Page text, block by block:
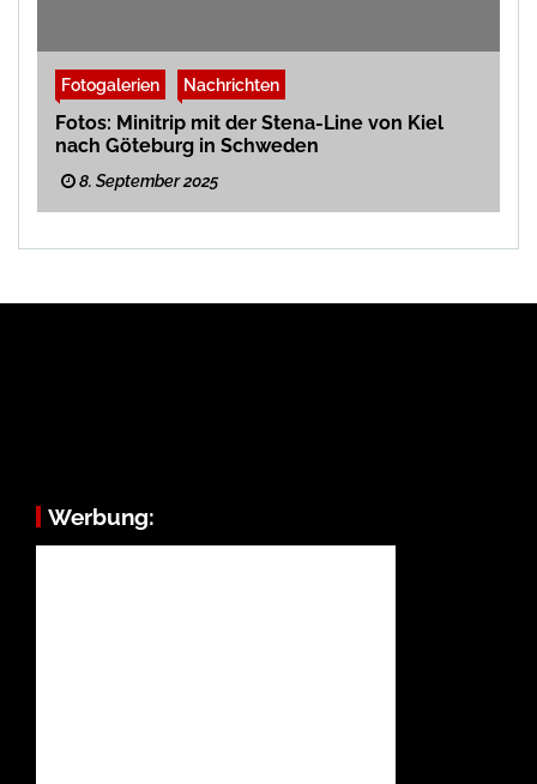
Fotogalerien Nachrichten
Fotos: Minitrip mit der Stena-Line von Kiel
nach Göteburg in Schweden
8. September 2025
Werbung: